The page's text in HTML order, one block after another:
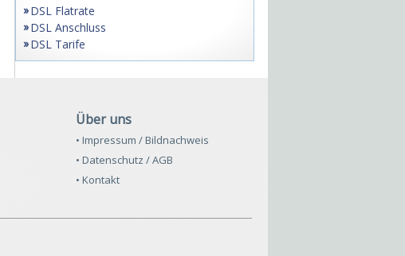
DSL Flatrate
DSL Anschluss
DSL Tarife
Über uns
• Impressum / Bildnachweis
• Datenschutz / AGB
• Kontakt